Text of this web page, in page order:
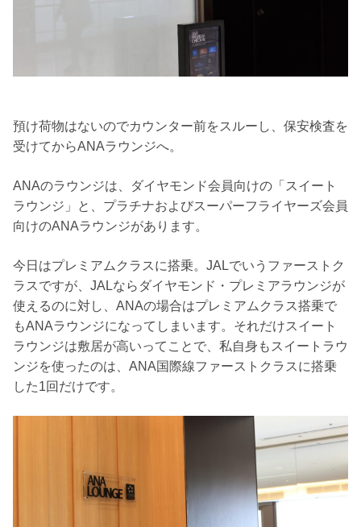
預け荷物はないのでカウンター前をスルーし、保安検査を
受けてからANAラウンジへ。
ANAのラウンジは、ダイヤモンド会員向けの「スイート
ラウンジ」と、プラチナおよびスーパーフライヤーズ会員
向けのANAラウンジがあります。
今日はプレミアムクラスに搭乗。JALでいうファーストク
ラスですが、JALならダイヤモンド・プレミアラウンジが
使えるのに対し、ANAの場合はプレミアムクラス搭乗で
もANAラウンジになってしまいます。それだけスイート
ラウンジは敷居が高いってことで、私自身もスイートラウ
ンジを使ったのは、ANA国際線ファーストクラスに搭乗
した1回だけです。